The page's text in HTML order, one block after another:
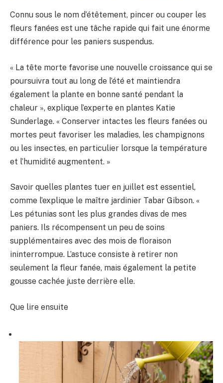
Connu sous le nom d’étêtement, pincer ou couper les
fleurs fanées est une tâche rapide qui fait une énorme
différence pour les paniers suspendus.
« La tête morte favorise une nouvelle croissance qui se
poursuivra tout au long de l’été et maintiendra
également la plante en bonne santé pendant la
chaleur », explique l’experte en plantes Katie
Sunderlage. « Conserver intactes les fleurs fanées ou
mortes peut favoriser les maladies, les champignons
ou les insectes, en particulier lorsque la température
et l’humidité augmentent. »
Savoir quelles plantes tuer en juillet est essentiel,
comme l’explique le maître jardinier Tabar Gibson. «
Les pétunias sont les plus grandes divas de mes
paniers. Ils récompensent un peu de soins
supplémentaires avec des mois de floraison
ininterrompue. L’astuce consiste à retirer non
seulement la fleur fanée, mais également la petite
gousse cachée juste derrière elle.
Que lire ensuite